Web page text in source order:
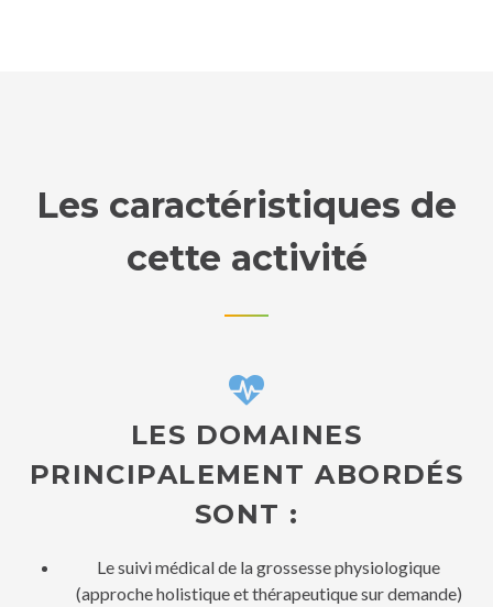
Les caractéristiques de
cette activité
LES DOMAINES
PRINCIPALEMENT ABORDÉS
SONT :
Le suivi médical de la grossesse physiologique
(approche holistique et thérapeutique sur demande)